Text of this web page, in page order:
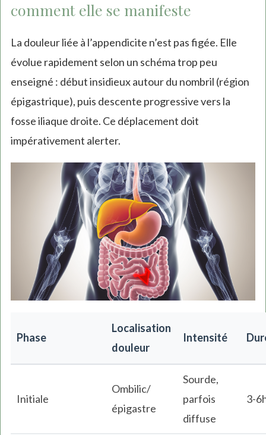
comment elle se manifeste
La douleur liée à l’appendicite n’est pas figée. Elle
évolue rapidement selon un schéma trop peu
enseigné : début insidieux autour du nombril (région
épigastrique), puis descente progressive vers la
fosse iliaque droite. Ce déplacement doit
impérativement alerter.
Phase
Localisation
douleur
Intensité
Initiale
Ombilic/
épigastre
Sourde,
parfois
diffuse
3-